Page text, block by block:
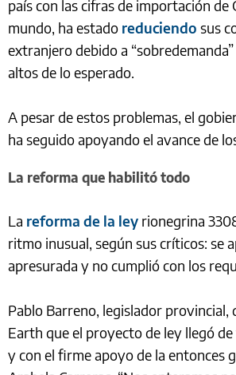
país con las cifras de importación de
mundo, ha estado reduciendo sus
extranjero debido a
altos de lo esperado.
A pesar de estos problemas, el
ha seguido apoyando el avance de
La reforma que habilitó todo
La reforma de la ley rionegrina
ritmo inusual, según sus críticos: se
apresurada y no cumplió con los
Pablo Barreno, legislador provincial,
Earth que el proyecto de ley llegó
y con el firme apoyo de la entonces